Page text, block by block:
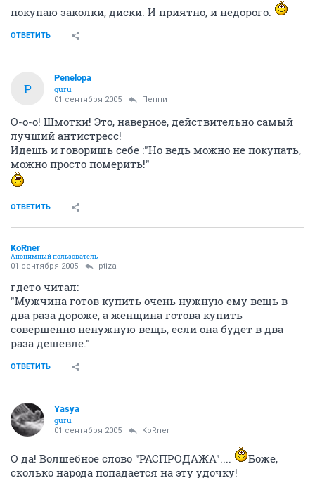
покупаю заколки, диски. И приятно, и недорого.
ОТВЕТИТЬ
P
Penelopa
guru
01 сентября 2005 Пеппи
О-о-о! Шмотки! Это, наверное, действительно самый
лучший антистресс!
Идешь и говоришь себе :"Но ведь можно не покупать,
можно просто померить!"
ОТВЕТИТЬ
KoRner
Анонимный пользователь
01 сентября 2005 ptiza
гдето читал:
"Мужчина готов купить очень нужную ему вещь в
два раза дороже, а женщина готова купить
совершенно ненужную вещь, если она будет в два
раза дешевле."
ОТВЕТИТЬ
Yasya
guru
01 сентября 2005 KoRner
О да! Волшебное слово "РАСПРОДАЖА"....
Боже,
сколько народа попадается на эту удочку!